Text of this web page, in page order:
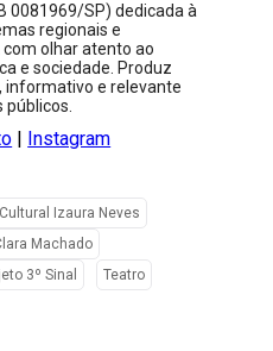
0081969/SP) dedicada à
regionais e
olhar atento ao
e sociedade. Produz
informativo e relevante
públicos.
Instagram
Izaura Neves
Machado
3º Sinal
Teatro